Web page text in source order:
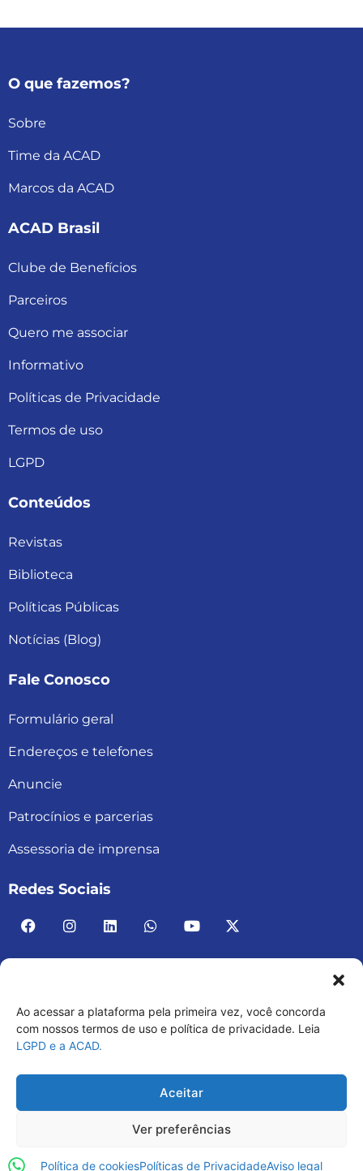
Ao acessar a plataforma pela primeira vez, você concorda
com nossos termos de uso e política de privacidade. Leia
LGPD e a ACAD.
Aceitar
Ver preferências
Política de cookiesPolíticas de PrivacidadeAviso legal
O que fazemos?
Sobre
Time da ACAD
Marcos da ACAD
ACAD Brasil
Clube de Benefícios
Parceiros
Quero me associar
Informativo
Políticas de Privacidade
Termos de uso
LGPD
Conteúdos
Revistas
Biblioteca
Políticas Públicas
Notícias (Blog)
Fale Conosco
Formulário geral
Endereços e telefones
Anuncie
Patrocínios e parcerias
Assessoria de imprensa
Redes Sociais
ACAD BRASIL – ASSOCIAÇÃO BRASILEIRA DE